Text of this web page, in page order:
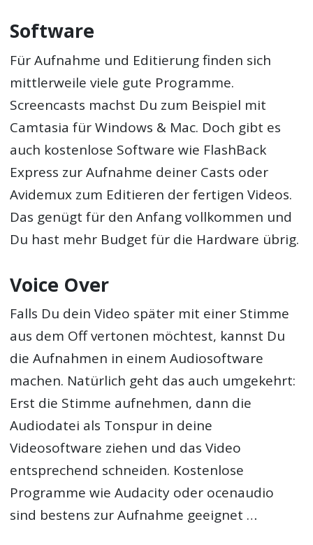
Software
Für Aufnahme und Editierung finden sich
mittlerweile viele gute Programme.
Screencasts machst Du zum Beispiel mit
Camtasia für Windows & Mac. Doch gibt es
auch kostenlose Software wie FlashBack
Express zur Aufnahme deiner Casts oder
Avidemux zum Editieren der fertigen Videos.
Das genügt für den Anfang vollkommen und
Du hast mehr Budget für die Hardware übrig.
Voice Over
Falls Du dein Video später mit einer Stimme
aus dem Off vertonen möchtest, kannst Du
die Aufnahmen in einem Audiosoftware
machen. Natürlich geht das auch umgekehrt:
Erst die Stimme aufnehmen, dann die
Audiodatei als Tonspur in deine
Videosoftware ziehen und das Video
entsprechend schneiden. Kostenlose
Programme wie Audacity oder ocenaudio
sind bestens zur Aufnahme geeignet …